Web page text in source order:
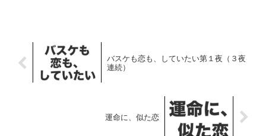
バスケも恋も、していたい第１夜（３夜
連続）
運命に、似た恋